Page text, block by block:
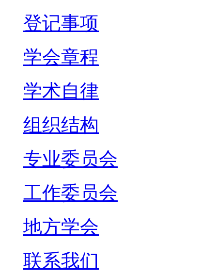
登记事项
学会章程
学术自律
组织结构
专业委员会
工作委员会
地方学会
联系我们